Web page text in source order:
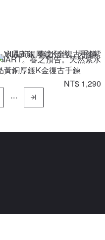
。春之預告。天然紫水
黃銅厚鍍K金復古手鍊
NT$ 1,290